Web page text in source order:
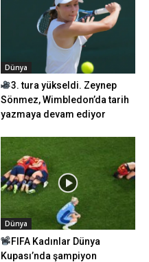
Dünya
3. tura yükseldi. Zeynep
Sönmez, Wimbledon’da tarih
yazmaya devam ediyor
Dünya
FIFA Kadınlar Dünya
Kupası’nda şampiyon